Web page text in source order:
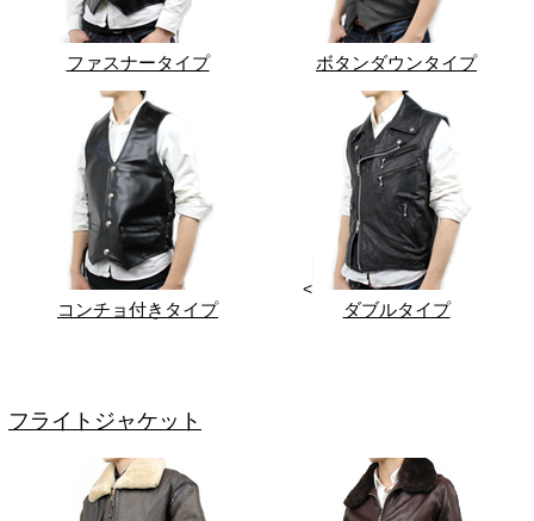
ファスナータイプ ボタンダウンタイプ
コンチョ付きタイプ
<
ダブルタイプ
フライトジャケット